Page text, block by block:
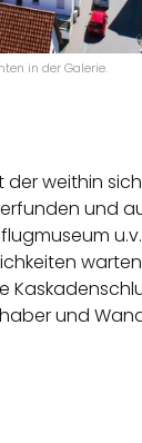
in der Galerie.
weithin
und
warten
und